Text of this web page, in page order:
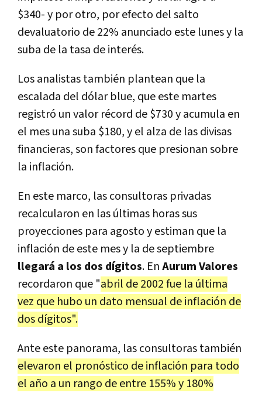
$340- y por otro, por efecto del salto
devaluatorio de 22% anunciado este lunes y la
suba de la tasa de interés.
Los analistas también plantean que la
escalada del dólar blue, que este martes
registró un valor récord de $730 y acumula en
el mes una suba $180, y el alza de las divisas
financieras, son factores que presionan sobre
la inflación.
En este marco, las consultoras privadas
recalcularon en las últimas horas sus
proyecciones para agosto y estiman que la
inflación de este mes y la de septiembre
llegará a los dos dígitos. EnAurum Valores
recordaron que "abril de 2002 fue la última
vez que hubo un dato mensual de inflación de
dos dígitos".
Ante este panorama, las consultoras también
elevaron el pronóstico de inflación para todo
el año a un rango de entre 155% y 180%